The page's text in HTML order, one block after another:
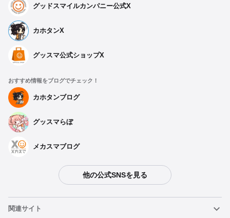
グッドスマイルカンパニー公式X
カホタンX
グッスマ公式ショップX
おすすめ情報をブログでチェック！
カホタンブログ
グッスマらぼ
メカスマブログ
他の公式SNSを見る
関連サイト